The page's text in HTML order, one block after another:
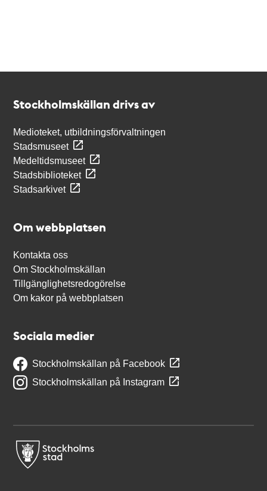
Stockholmskällan drivs av
Medioteket, utbildningsförvaltningen
Stadsmuseet
Medeltidsmuseet
Stadsbiblioteket
Stadsarkivet
Om webbplatsen
Kontakta oss
Om Stockholmskällan
Tillgänglighetsredogörelse
Om kakor på webbplatsen
Sociala medier
Stockholmskällan på Facebook
Stockholmskällan på Instagram